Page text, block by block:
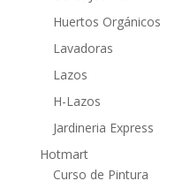
Huertos Orgánicos
Lavadoras
Lazos
H-Lazos
Jardineria Express
Hotmart
Curso de Pintura